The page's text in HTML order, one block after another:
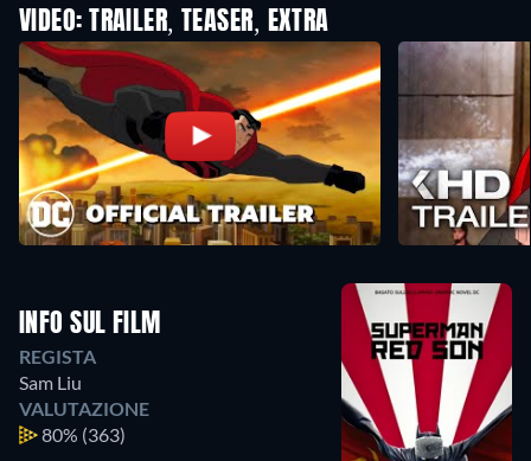
VIDEO: TRAILER, TEASER, EXTRA
INFO SUL FILM
REGISTA
Sam Liu
VALUTAZIONE
80% (363)